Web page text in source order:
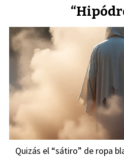
Quizás el “sátiro” de ropa